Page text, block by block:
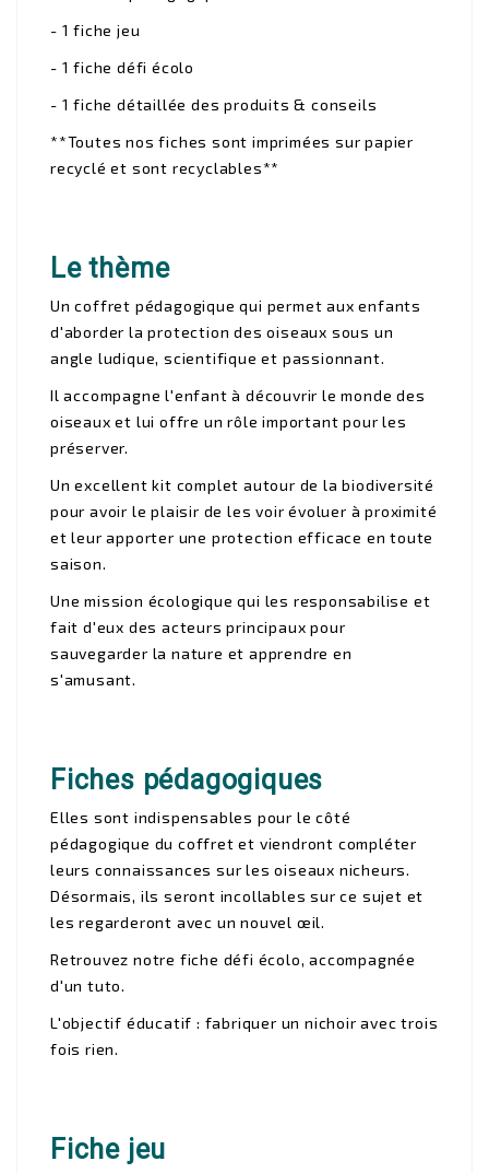
- 1 fiche jeu
- 1 fiche défi écolo
- 1 fiche détaillée des produits & conseils
**Toutes nos fiches sont imprimées sur papier
recyclé et sont recyclables**
Le thème
Un coffret pédagogique qui permet aux enfants
d'aborder la protection des oiseaux sous un
angle ludique, scientifique et passionnant.
Il accompagne l'enfant à découvrir le monde des
oiseaux et lui offre un rôle important pour les
préserver.
Un excellent kit complet autour de la biodiversité
pour avoir le plaisir de les voir évoluer à proximité
et leur apporter une protection efficace en toute
saison.
Une mission écologique qui les responsabilise et
fait d'eux des acteurs principaux pour
sauvegarder la nature et apprendre en
s'amusant.
Fiches pédagogiques
Elles sont indispensables pour le côté
pédagogique du coffret et viendront compléter
leurs connaissances sur les oiseaux nicheurs.
Désormais, ils seront incollables sur ce sujet et
les regarderont avec un nouvel œil.
Retrouvez notre fiche défi écolo, accompagnée
d'un tuto.
L'objectif éducatif : fabriquer un nichoir avec trois
fois rien.
Fiche jeu